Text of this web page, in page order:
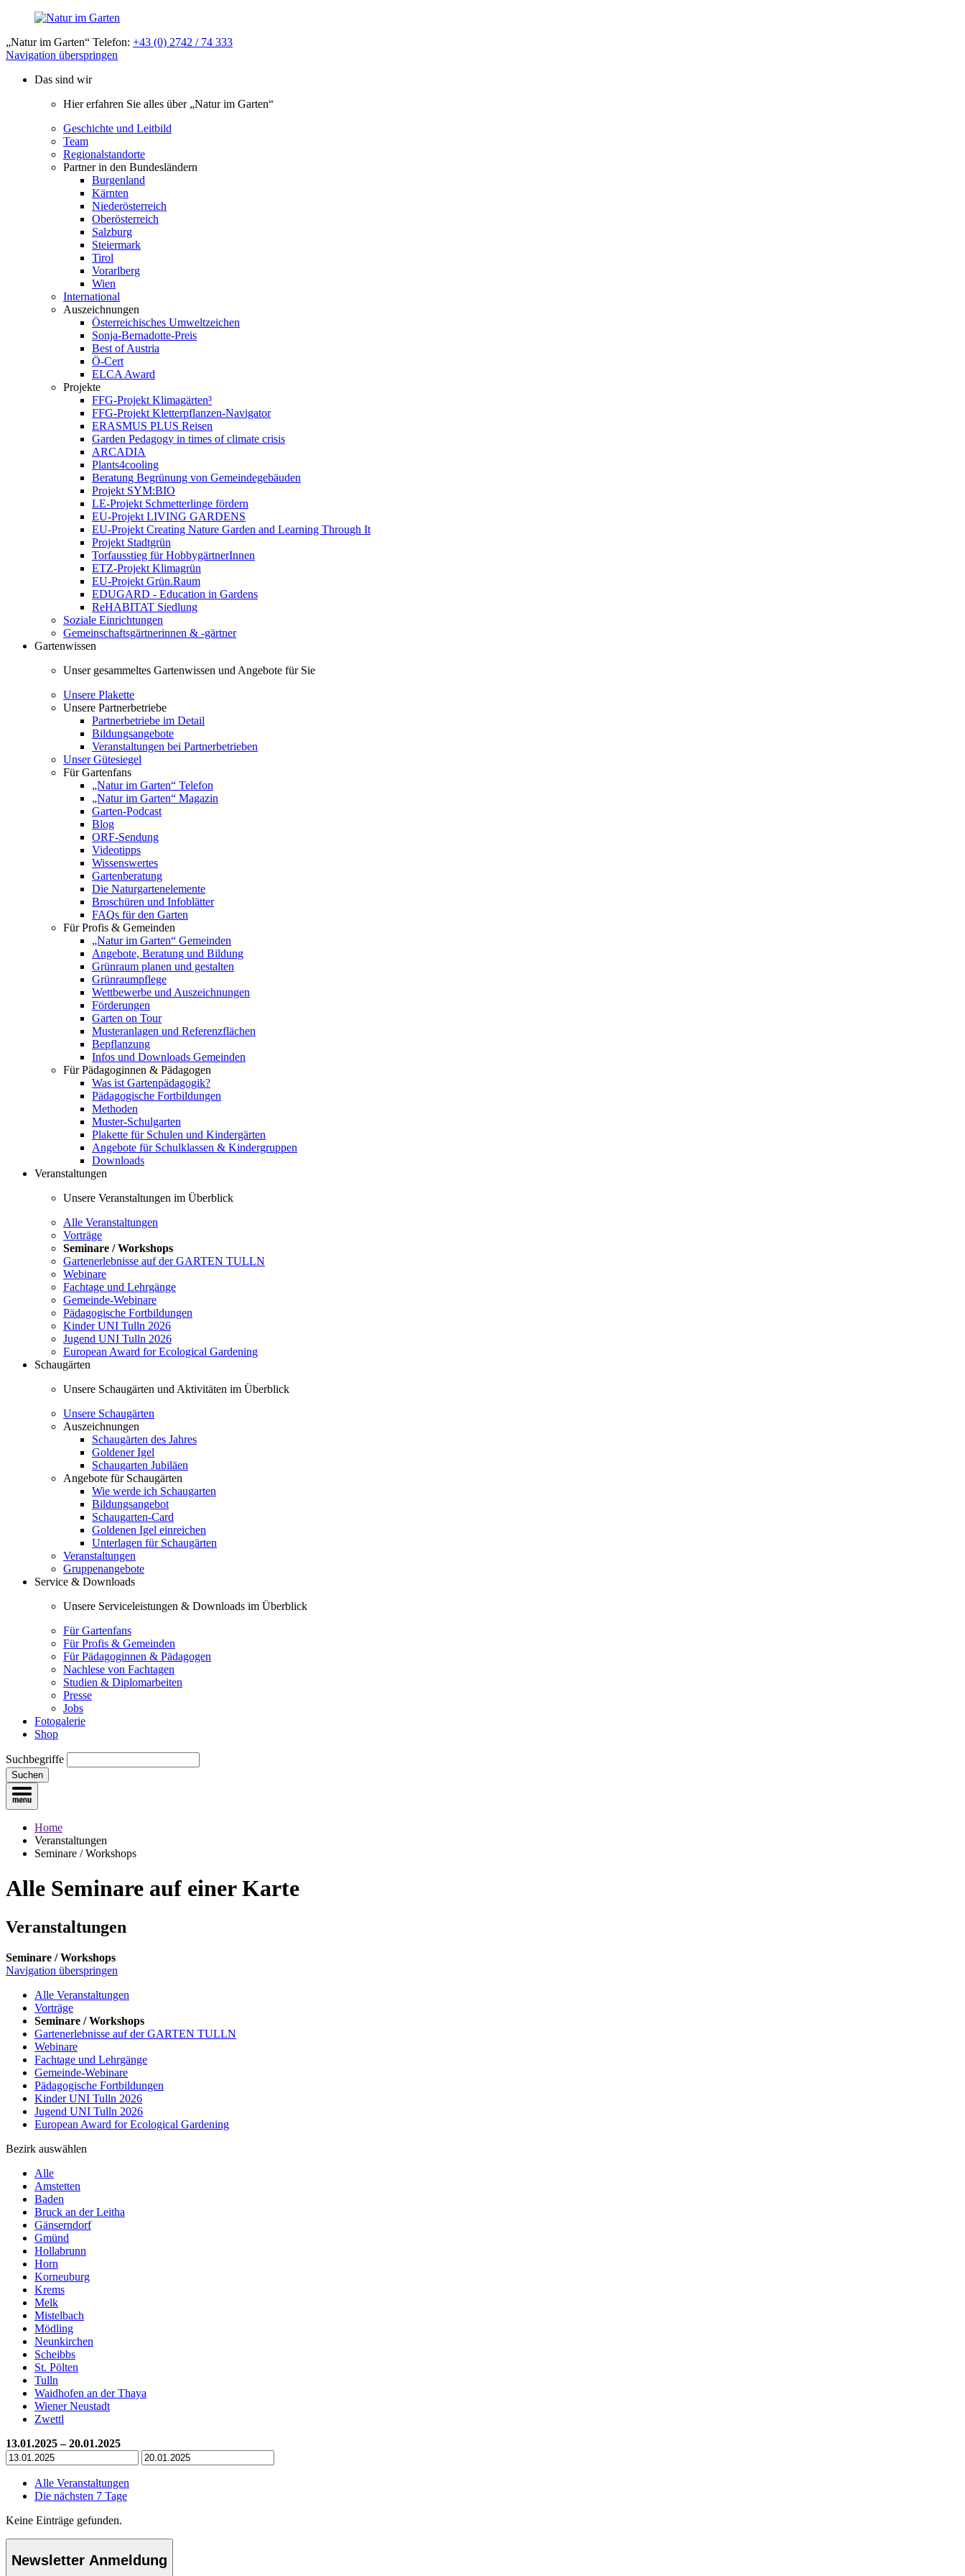
„Natur im Garten“ Telefon: +43 (0) 2742 / 74 333
Navigation überspringen
Das sind wir
Hier erfahren Sie alles über „Natur im Garten“
Geschichte und Leitbild
Team
Regionalstandorte
Partner in den Bundesländern
Burgenland
Kärnten
Niederösterreich
Oberösterreich
Salzburg
Steiermark
Tirol
Vorarlberg
Wien
International
Auszeichnungen
Österreichisches Umweltzeichen
Sonja-Bernadotte-Preis
Best of Austria
Ö-Cert
ELCA Award
Projekte
FFG-Projekt Klimagärten³
FFG-Projekt Kletterpflanzen-Navigator
ERASMUS PLUS Reisen
Garden Pedagogy in times of climate crisis
ARCADIA
Plants4cooling
Beratung Begrünung von Gemeindegebäuden
Projekt SYM:BIO
LE-Projekt Schmetterlinge fördern
EU-Projekt LIVING GARDENS
EU-Projekt Creating Nature Garden and Learning Through It
Projekt Stadtgrün
Torfausstieg für HobbygärtnerInnen
ETZ-Projekt Klimagrün
EU-Projekt Grün.Raum
EDUGARD - Education in Gardens
ReHABITAT Siedlung
Soziale Einrichtungen
Gemeinschaftsgärtnerinnen & -gärtner
Gartenwissen
Unser gesammeltes Gartenwissen und Angebote für Sie
Unsere Plakette
Unsere Partnerbetriebe
Partnerbetriebe im Detail
Bildungsangebote
Veranstaltungen bei Partnerbetrieben
Unser Gütesiegel
Für Gartenfans
„Natur im Garten“ Telefon
„Natur im Garten“ Magazin
Garten-Podcast
Blog
ORF-Sendung
Videotipps
Wissenswertes
Gartenberatung
Die Naturgartenelemente
Broschüren und Infoblätter
FAQs für den Garten
Für Profis & Gemeinden
„Natur im Garten“ Gemeinden
Angebote, Beratung und Bildung
Grünraum planen und gestalten
Grünraumpflege
Wettbewerbe und Auszeichnungen
Förderungen
Garten on Tour
Musteranlagen und Referenzflächen
Bepflanzung
Infos und Downloads Gemeinden
Für Pädagoginnen & Pädagogen
Was ist Gartenpädagogik?
Pädagogische Fortbildungen
Methoden
Muster-Schulgarten
Plakette für Schulen und Kindergärten
Angebote für Schulklassen & Kindergruppen
Downloads
Veranstaltungen
Unsere Veranstaltungen im Überblick
Alle Veranstaltungen
Vorträge
Seminare / Workshops
Gartenerlebnisse auf der GARTEN TULLN
Webinare
Fachtage und Lehrgänge
Gemeinde-Webinare
Pädagogische Fortbildungen
Kinder UNI Tulln 2026
Jugend UNI Tulln 2026
European Award for Ecological Gardening
Schaugärten
Unsere Schaugärten und Aktivitäten im Überblick
Unsere Schaugärten
Auszeichnungen
Schaugärten des Jahres
Goldener Igel
Schaugarten Jubiläen
Angebote für Schaugärten
Wie werde ich Schaugarten
Bildungsangebot
Schaugarten-Card
Goldenen Igel einreichen
Unterlagen für Schaugärten
Veranstaltungen
Gruppenangebote
Service & Downloads
Unsere Serviceleistungen & Downloads im Überblick
Für Gartenfans
Für Profis & Gemeinden
Für Pädagoginnen & Pädagogen
Nachlese von Fachtagen
Studien & Diplomarbeiten
Presse
Jobs
Fotogalerie
Shop
Suchbegriffe
Suchen
Home
Veranstaltungen
Seminare / Workshops
Alle Seminare auf einer Karte
Veranstaltungen
Seminare / Workshops
Navigation überspringen
Alle Veranstaltungen
Vorträge
Seminare / Workshops
Gartenerlebnisse auf der GARTEN TULLN
Webinare
Fachtage und Lehrgänge
Gemeinde-Webinare
Pädagogische Fortbildungen
Kinder UNI Tulln 2026
Jugend UNI Tulln 2026
European Award for Ecological Gardening
Bezirk auswählen
Alle
Amstetten
Baden
Bruck an der Leitha
Gänserndorf
Gmünd
Hollabrunn
Horn
Korneuburg
Krems
Melk
Mistelbach
Mödling
Neunkirchen
Scheibbs
St. Pölten
Tulln
Waidhofen an der Thaya
Wiener Neustadt
Zwettl
13.01.2025 – 20.01.2025
Alle Veranstaltungen
Die nächsten 7 Tage
Keine Einträge gefunden.
Newsletter Anmeldung